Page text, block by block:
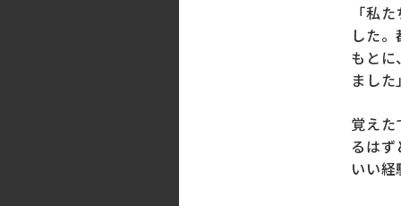
「私
した
もと
ました
覚え
るは
いい